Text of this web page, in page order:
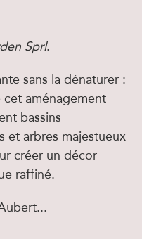
Sprl.
sans la dénaturer :
aménagement
bassins
et arbres majestueux
créer un décor
raffiné.